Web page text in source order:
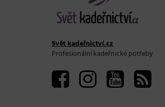
Svět kadeřnictví.cz
Profesionální kadeřnické potřeby